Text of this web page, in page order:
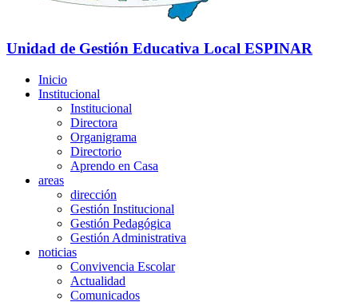
Unidad de Gestión Educativa Local ESPINAR
Inicio
Institucional
Institucional
Directora
Organigrama
Directorio
Aprendo en Casa
areas
dirección
Gestión Institucional
Gestión Pedagógica
Gestión Administrativa
noticias
Convivencia Escolar
Actualidad
Comunicados